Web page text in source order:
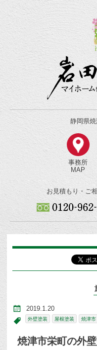
静岡県
事務所
MAP
お見積もり・ご
2019.1.20
外壁塗装 屋根塗装 焼津市
焼津市栄町の外